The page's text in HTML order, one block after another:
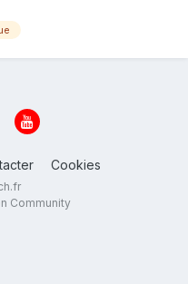
à l'installation et à
Nous pouvons inte...
Cookies
Community